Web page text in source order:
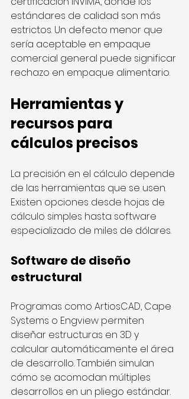
estándares de calidad son más
estrictos. Un defecto menor que
sería aceptable en empaque
comercial general puede significar
rechazo en empaque alimentario.
Herramientas y
recursos para
cálculos precisos
La precisión en el cálculo depende
de las herramientas que se usen.
Existen opciones desde hojas de
cálculo simples hasta software
especializado de miles de dólares.
Software de diseño
estructural
Programas como ArtiosCAD, Cape
Systems o Engview permiten
diseñar estructuras en 3D y
calcular automáticamente el área
de desarrollo. También simulan
cómo se acomodan múltiples
desarrollos en un pliego estándar.